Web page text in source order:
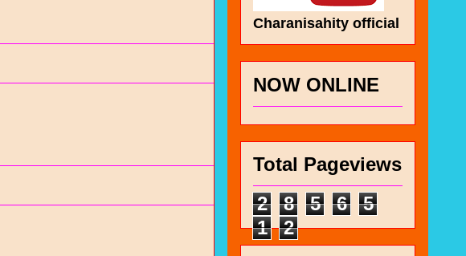
Charanisahity official
NOW ONLINE
Total Pageviews
2
8 5 6
5
1
2